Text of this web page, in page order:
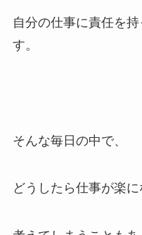
自分の仕事に責任を
す。
そんな毎日の中で、
どうしたら仕事が楽